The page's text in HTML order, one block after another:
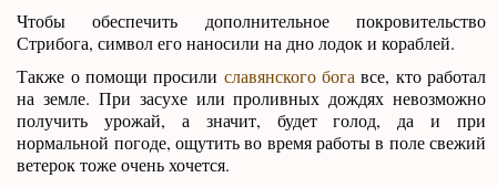
Чтобы обеспечить дополнительное покровительство
Стрибога, символ его наносили на дно лодок и кораблей.
Также о помощи просили славянского бога все, кто работал
на земле. При засухе или проливных дождях невозможно
получить урожай, а значит, будет голод, да и при
нормальной погоде, ощутить во время работы в поле свежий
ветерок тоже очень хочется.